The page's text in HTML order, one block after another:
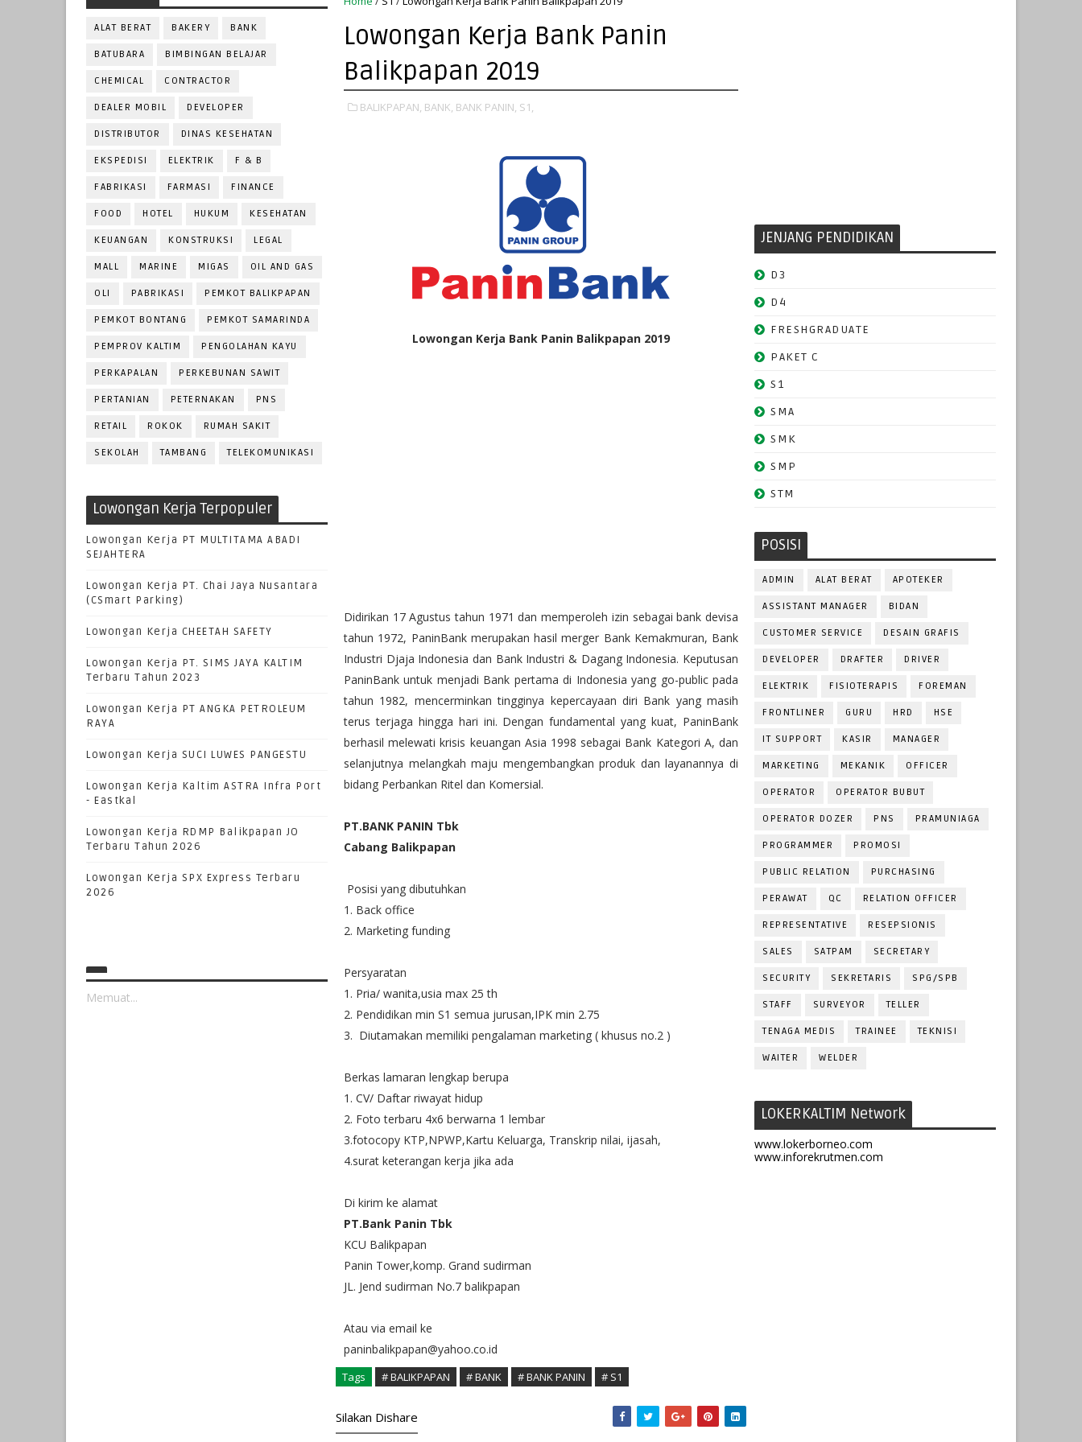
ALAT BERAT BAKERY BANK
BATUBARA BIMBINGAN BELAJAR
CHEMICAL CONTRACTOR
DEALER MOBIL DEVELOPER
DISTRIBUTOR DINAS KESEHATAN
EKSPEDISI ELEKTRIK F & B
FABRIKASI FARMASI FINANCE
FOOD HOTEL HUKUM KESEHATAN
KEUANGAN KONSTRUKSI LEGAL
MALL MARINE MIGAS OIL AND GAS
OLI PABRIKASI PEMKOT BALIKPAPAN
PEMKOT BONTANG PEMKOT SAMARINDA
PEMPROV KALTIM PENGOLAHAN KAYU
PERKAPALAN PERKEBUNAN SAWIT
PERTANIAN PETERNAKAN PNS
RETAIL ROKOK RUMAH SAKIT
SEKOLAH TAMBANG TELEKOMUNIKASI
Lowongan Kerja Terpopuler
Lowongan Kerja PT MULTITAMA ABADI
SEJAHTERA
Lowongan Kerja PT. Chai Jaya Nusantara
(CSmart Parking)
Lowongan Kerja CHEETAH SAFETY
Lowongan Kerja PT. SIMS JAYA KALTIM
Terbaru Tahun 2023
Lowongan Kerja PT ANGKA PETROLEUM
RAYA
Lowongan Kerja SUCI LUWES PANGESTU
Lowongan Kerja Kaltim ASTRA Infra Port
- Eastkal
Lowongan Kerja RDMP Balikpapan JO
Terbaru Tahun 2026
Lowongan Kerja SPX Express Terbaru
2026
Memuat...
Lowongan Kerja Bank Panin
Balikpapan 2019
BALIKPAPAN, BANK, BANK PANIN, S1,
Lowongan Kerja Bank Panin Balikpapan 2019
Didirikan 17 Agustus tahun 1971 dan memperoleh izin sebagai bank devisa
tahun 1972, PaninBank merupakan hasil merger Bank Kemakmuran, Bank
Industri Djaja Indonesia dan Bank Industri & Dagang Indonesia. Keputusan
PaninBank untuk menjadi Bank pertama di Indonesia yang go-public pada
tahun 1982, mencerminkan tingginya kepercayaan diri Bank yang masih
terus terjaga hingga hari ini. Dengan fundamental yang kuat, PaninBank
berhasil melewati krisis keuangan Asia 1998 sebagai Bank Kategori A, dan
selanjutnya melangkah maju mengembangkan produk dan layanannya di
bidang Perbankan Ritel dan Komersial.
PT.BANK PANIN Tbk
Cabang Balikpapan
Posisi yang dibutuhkan
1. Back office
2. Marketing funding
Persyaratan
1. Pria/ wanita,usia max 25 th
2. Pendidikan min S1 semua jurusan,IPK min 2.75
3. Diutamakan memiliki pengalaman marketing ( khusus no.2 )
Berkas lamaran lengkap berupa
1. CV/ Daftar riwayat hidup
2. Foto terbaru 4x6 berwarna 1 lembar
3.fotocopy KTP,NPWP,Kartu Keluarga, Transkrip nilai, ijasah,
4.surat keterangan kerja jika ada
Di kirim ke alamat
PT.Bank Panin Tbk
KCU Balikpapan
Panin Tower,komp. Grand sudirman
JL. Jend sudirman No.7 balikpapan
Atau via email ke
paninbalikpapan@yahoo.co.id
Tags # BALIKPAPAN # BANK # BANK PANIN # S1
Silakan Dishare
JENJANG PENDIDIKAN
D3
D4
FRESHGRADUATE
PAKET C
S1
SMA
SMK
SMP
STM
POSISI
ADMIN ALAT BERAT APOTEKER
ASSISTANT MANAGER BIDAN
CUSTOMER SERVICE DESAIN GRAFIS
DEVELOPER DRAFTER DRIVER
ELEKTRIK FISIOTERAPIS FOREMAN
FRONTLINER GURU HRD HSE
IT SUPPORT KASIR MANAGER
MARKETING MEKANIK OFFICER
OPERATOR OPERATOR BUBUT
OPERATOR DOZER PNS PRAMUNIAGA
PROGRAMMER PROMOSI
PUBLIC RELATION PURCHASING
PERAWAT QC RELATION OFFICER
REPRESENTATIVE RESEPSIONIS
SALES SATPAM SECRETARY
SECURITY SEKRETARIS SPG/SPB
STAFF SURVEYOR TELLER
TENAGA MEDIS TRAINEE TEKNISI
WAITER WELDER
LOKERKALTIM Network
www.lokerborneo.com
www.inforekrutmen.com